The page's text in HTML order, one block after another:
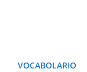
VOCABOLARIO